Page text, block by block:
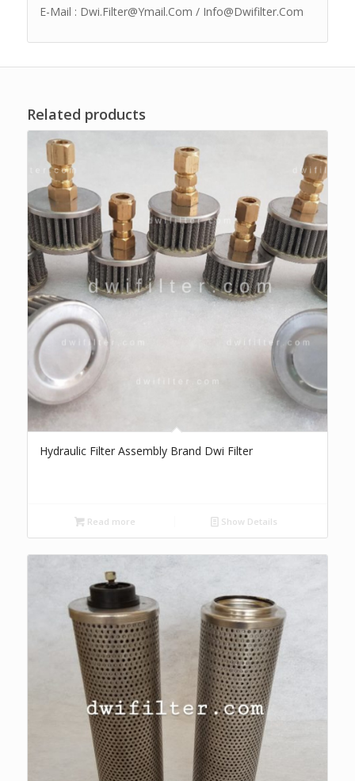
E-Mail : Dwi.Filter@Ymail.Com / Info@Dwifilter.Com
Related products
Hydraulic Filter Assembly Brand Dwi Filter
Read more Show Details